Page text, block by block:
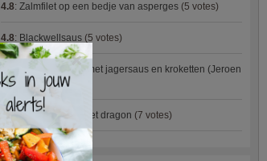
4.8: Zalmfilet op een bedje van asperges (5 votes)
4.8: Blackwellsaus (5 votes)
4.7
Varkenshaasje met jagersaus en kroketten (Jeroen
Meus)(15 votes)
4.7:Gestoofde kip met dragon (7 votes)
×